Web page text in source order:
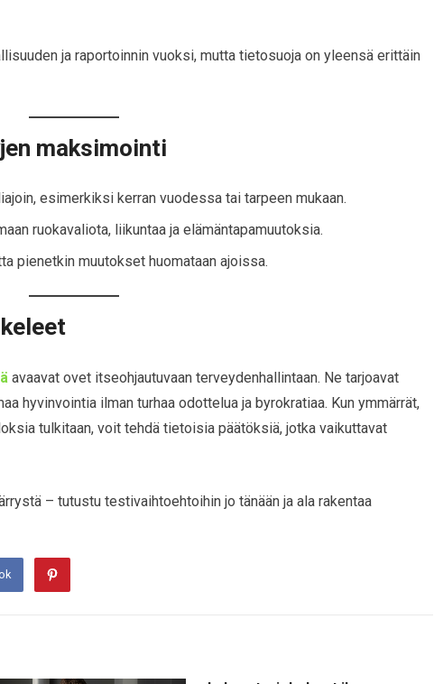
ja raportoinnin vuoksi, mutta tietosuoja on yleensä erittäin
maksimointi
esimerkiksi kerran vuodessa tai tarpeen mukaan.
ruokavaliota, liikuntaa ja elämäntapamuutoksia.
pienetkin muutokset huomataan ajoissa.
avaavat ovet itseohjautuvaan terveydenhallintaan. Ne tarjoavat
hyvinvointia ilman turhaa odottelua ja byrokratiaa. Kun ymmärrät,
tulkitaan, voit tehdä tietoisia päätöksiä, jotka vaikuttavat
– tutustu testivaihtoehtoihin jo tänään ja ala rakentaa